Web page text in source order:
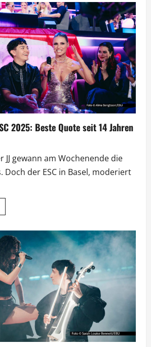
Platz
in
2025: Beste Quote seit 14 Jahren
JJ gewann am Wochenende die
Doch der ESC in Basel, moderiert
gewinnt
ESC
14